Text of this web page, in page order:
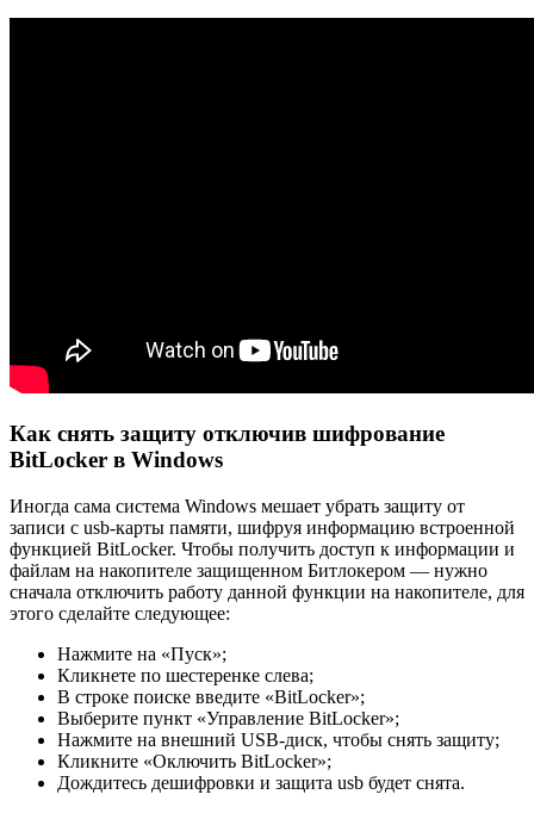
Как снять защиту отключив шифрование
BitLocker в Windows
Иногда сама система Windows мешает убрать защиту от
записи с usb-карты памяти, шифруя информацию встроенной
функцией BitLocker. Чтобы получить доступ к информации и
файлам на накопителе защищенном Битлокером — нужно
сначала отключить работу данной функции на накопителе, для
этого сделайте следующее:
Нажмите на «Пуск»;
Кликнете по шестеренке слева;
В строке поиске введите «BitLocker»;
Выберите пункт «Управление BitLocker»;
Нажмите на внешний USB-диск, чтобы снять защиту;
Кликните «Оключить BitLocker»;
Дождитесь дешифровки и защита usb будет снята.